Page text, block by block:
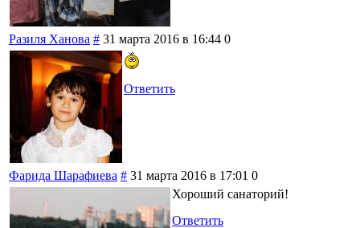
Разиля Ханова # 31 марта 2016 в 16:44 0
Ответить
Фарида Шарафиева # 31 марта 2016 в 17:01 0
Хороший санаторий!
Ответить